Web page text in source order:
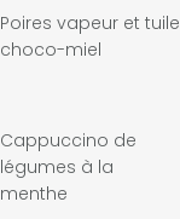
Poires vapeur et tuile
choco-miel
Cappuccino de
légumes à la
menthe